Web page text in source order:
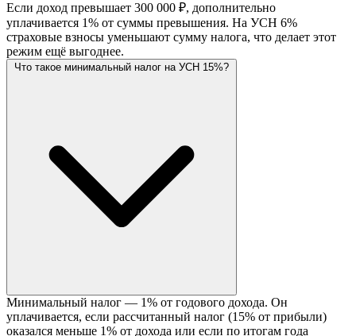
Если доход превышает 300 000 ₽, дополнительно
уплачивается 1% от суммы превышения. На УСН 6%
страховые взносы уменьшают сумму налога, что делает этот
режим ещё выгоднее.
Что такое минимальный налог на УСН 15%?
Минимальный налог — 1% от годового дохода. Он
уплачивается, если рассчитанный налог (15% от прибыли)
оказался меньше 1% от дохода или если по итогам года